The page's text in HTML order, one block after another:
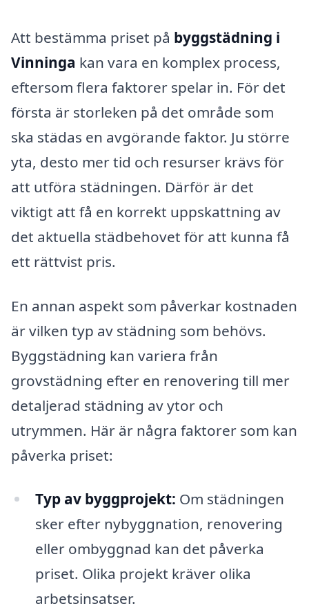
Att bestämma priset på byggstädning i
Vinninga kan vara en komplex process,
eftersom flera faktorer spelar in. För det
första är storleken på det område som
ska städas en avgörande faktor. Ju större
yta, desto mer tid och resurser krävs för
att utföra städningen. Därför är det
viktigt att få en korrekt uppskattning av
det aktuella städbehovet för att kunna få
ett rättvist pris.
En annan aspekt som påverkar kostnaden
är vilken typ av städning som behövs.
Byggstädning kan variera från
grovstädning efter en renovering till mer
detaljerad städning av ytor och
utrymmen. Här är några faktorer som kan
påverka priset:
Typ av byggprojekt: Om städningen
sker efter nybyggnation, renovering
eller ombyggnad kan det påverka
priset. Olika projekt kräver olika
arbetsinsatser.